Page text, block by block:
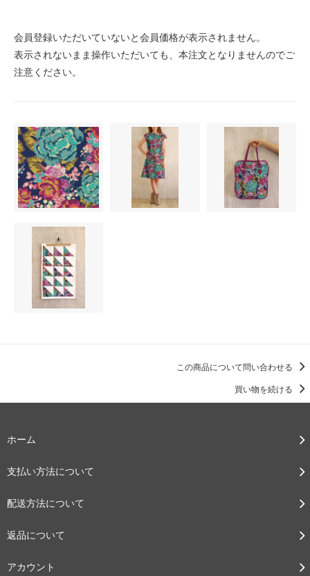
会員登録いただいていないと会員価格が表示されません。
表示されないまま操作いただいても、本注文となりませんのでご
注意ください。
この商品について問い合わせる
買い物を続ける
ホーム
支払い方法について
配送方法について
返品について
アカウント